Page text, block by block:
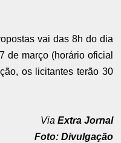
vai das 8h do dia
de março (horário oficial
os licitantes terão 30
Via Extra Jornal
Foto: Divulgação